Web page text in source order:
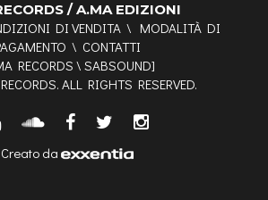
/ A.MA EDIZIONI
DI VENDITA \ MODALITÀ DI
\ CONTATTI
RECORDS \ SABSOUND]
ALL RIGHTS RESERVED.
Creato da